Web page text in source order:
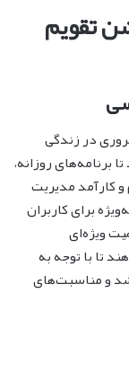
تقویم
در زندگی
برنامه‌های روزانه،
کارآمد مدیریت
برای کاربران
ویژه‌ای
تا با توجه به
و مناسبت‌های